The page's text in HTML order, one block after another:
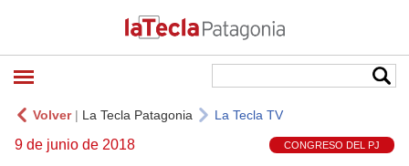
Volver| La Tecla Patagonia La Tecla TV
9 de junio de 2018 CONGRESO DEL PJ